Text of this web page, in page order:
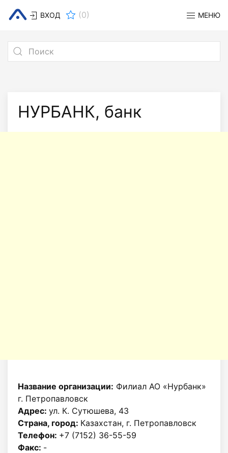
ВХОД (0) МЕНЮ
НУРБАНК, банк
Название организации: Филиал АО «Нурбанк»
г. Петропавловск
Адрес: ул. К. Сутюшева, 43
Страна, город: Казахстан, г. Петропавловск
Телефон: +7 (7152) 36-55-59
Факс: -